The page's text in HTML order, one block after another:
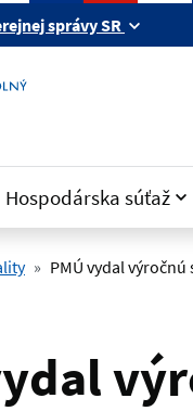
správy SR
Hospodárska súťaž
PMÚ vydal